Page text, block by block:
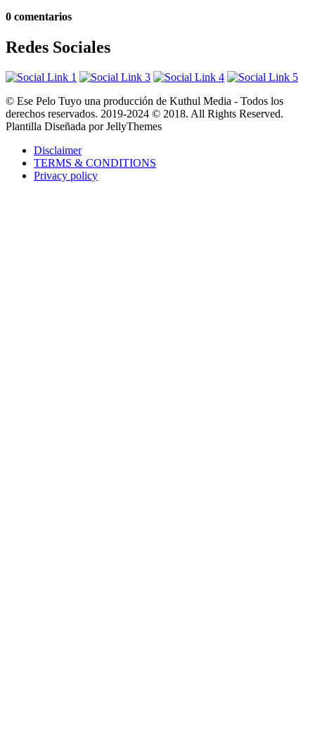
0 comentarios
Redes Sociales
© Ese Pelo Tuyo una producción de Kuthul Media - Todos los
derechos reservados. 2019-2024 © 2018. All Rights Reserved.
Plantilla Diseñada por JellyThemes
Disclaimer
TERMS & CONDITIONS
Privacy policy